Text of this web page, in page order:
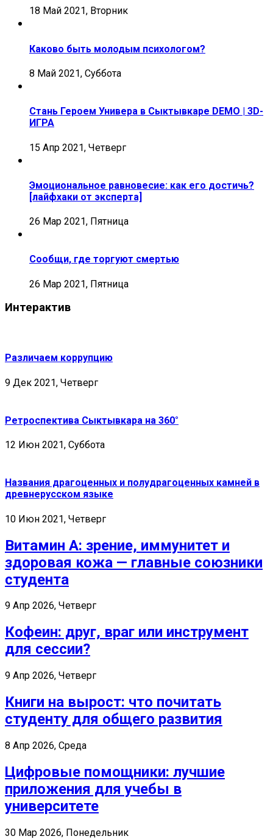
18 Май 2021, Вторник
Каково быть молодым психологом?
8 Май 2021, Суббота
Стань Героем Универа в Сыктывкаре DEMO | 3D-
ИГРА
15 Апр 2021, Четверг
Эмоциональное равновесие: как его достичь?
[лайфхаки от эксперта]
26 Мар 2021, Пятница
Сообщи, где торгуют смертью
26 Мар 2021, Пятница
Интерактив
Различаем коррупцию
9 Дек 2021, Четверг
Ретроспектива Сыктывкара на 360°
12 Июн 2021, Суббота
Названия драгоценных и полудрагоценных камней в
древнерусском языке
10 Июн 2021, Четверг
Витамин А: зрение, иммунитет и
здоровая кожа — главные союзники
студента
9 Апр 2026, Четверг
Кофеин: друг, враг или инструмент
для сессии?
9 Апр 2026, Четверг
Книги на вырост: что почитать
студенту для общего развития
8 Апр 2026, Среда
Цифровые помощники: лучшие
приложения для учебы в
университете
30 Мар 2026, Понедельник